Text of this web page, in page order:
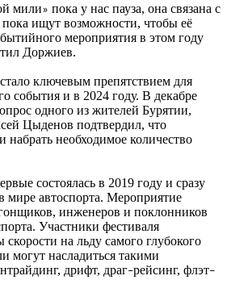
мили» пока у нас пауза, она связана с
пока ищут возможности, чтобы её
мероприятия в этом году
Доржиев.
ключевым препятствием для
события и в 2024 году. В декабре
одного из жителей Бурятии,
Цыденов подтвердил, что
набрать необходимое количество
состоялась в 2019 году и сразу
мире автоспорта. Мероприятие
инженеров и поклонников
Участники фестиваля
на льду самого глубокого
могут насладиться такими
дрифт, драг–рейсинг, флэт–